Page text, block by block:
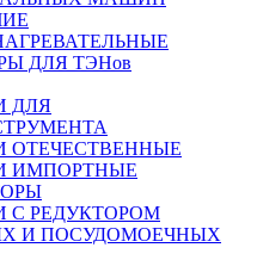
ДЛЯ ТЭНов
ДЛЯ
ОТЕЧЕСТВЕННЫЕ
ИМПОРТНЫЕ
С РЕДУКТОРОМ
И ПОСУДОМОЕЧНЫХ